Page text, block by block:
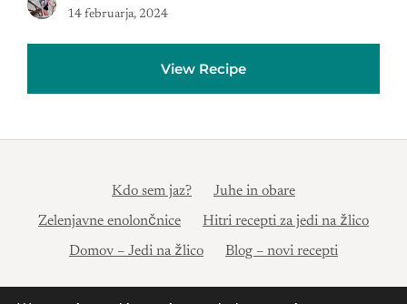
14 februarja, 2024
View Recipe
Kdo sem jaz? Juhe in obare
Zelenjavne enolončnice Hitri recepti za jedi na žlico
Domov – Jedi na žlico Blog – novi recepti